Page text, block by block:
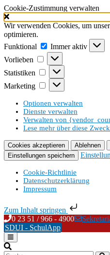
Cookie-Zustimmung verwalten
Wir verwenden Cookies, um
optimieren.
Funktional
Funktional
Immer aktiv
Vorlieben
Vorlieben
Statistiken Statistiken
Marketing Marketing
Optionen verwalten
Dienste verwalten
Verwalten von
Lese mehr über diese
Cookies akzeptieren Ablehnen
Einstellungen speichern
Cookie-Richtlinie
Datenschutzerklärung
Impressum
Zum Inhalt springen
Skip
to
content
0 23 51 / 966 - 4900
SDUI - SchulApp